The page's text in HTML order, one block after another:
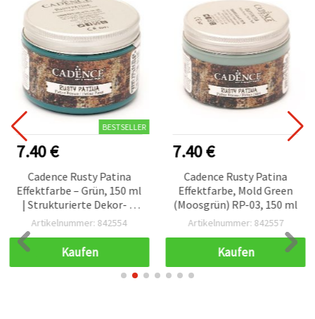
BESTSELLER
7.40 €
Cadence Rusty Patina
Effektfarbe – Grün, 150 ml
| Strukturierte Dekor- &
Bastelfarbe für rustikalen
verschiedene
Oberflächen, DIY &
Artikelnummer: 842554
Kaufen
7.40 €
Cadence Rusty Patina
Effektfarbe, Mold Green
(Moosgrün) RP-03, 150 ml
Artikelnummer: 842557
Kaufen